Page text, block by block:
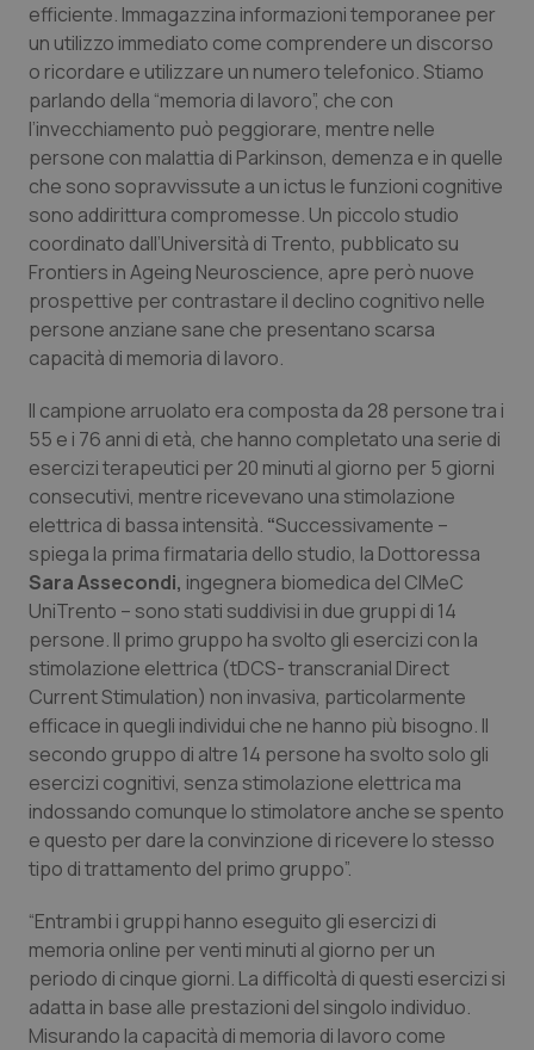
Campania
Emilia-Romagna
Friuli Venezia Giulia
Lazio
Liguria
Lombardia
Molise
Piemonte
Provincia Autonoma di Bolzano
Provincia Autonoma di Trento
Puglia
Sardegna
Sicilia
Umbria
Valle D’Aosta
Car-T
Colesterolo & coronaropatie
Dermatite Atopica
Diabete & glucometri
Disturbi dell’umore
Dolore
Epatiti
HIV
Infezioni & Febbre
Ipertensione & Scompenso
Malattie rare
Malattia di Crohn & Rettocolite Ulcerosa
Neuroscienze & patologie neurodegenerative
Oftalmologia
Oncodermatologia
efficiente. Immagazzina informazioni temporanee per
un utilizzo immediato come comprendere un discorso
o ricordare e utilizzare un numero telefonico. Stiamo
parlando della “memoria di lavoro”, che con
l’invecchiamento può peggiorare, mentre nelle
persone con malattia di Parkinson, demenza e in quelle
che sono sopravvissute a un ictus le funzioni cognitive
sono addirittura compromesse. Un piccolo studio
coordinato dall’Università di Trento, pubblicato su
Frontiers in Ageing Neuroscience, apre però nuove
prospettive per contrastare il declino cognitivo nelle
persone anziane sane che presentano scarsa
capacità di memoria di lavoro.
Il campione arruolato era composta da 28 persone tra i
55 e i 76 anni di età, che hanno completato una serie di
esercizi terapeutici per 20 minuti al giorno per 5 giorni
consecutivi, mentre ricevevano una stimolazione
elettrica di bassa intensità. “Successivamente –
spiega la prima firmataria dello studio, la Dottoressa
Sara Assecondi, ingegnera biomedica del CIMeC
UniTrento – sono stati suddivisi in due gruppi di 14
persone. Il primo gruppo ha svolto gli esercizi con la
stimolazione elettrica (tDCS- transcranial Direct
Current Stimulation) non invasiva, particolarmente
efficace in quegli individui che ne hanno più bisogno. Il
secondo gruppo di altre 14 persone ha svolto solo gli
esercizi cognitivi, senza stimolazione elettrica ma
indossando comunque lo stimolatore anche se spento
e questo per dare la convinzione di ricevere lo stesso
tipo di trattamento del primo gruppo”.
“Entrambi i gruppi hanno eseguito gli esercizi di
memoria online per venti minuti al giorno per un
periodo di cinque giorni. La difficoltà di questi esercizi si
adatta in base alle prestazioni del singolo individuo.
Misurando la capacità di memoria di lavoro come